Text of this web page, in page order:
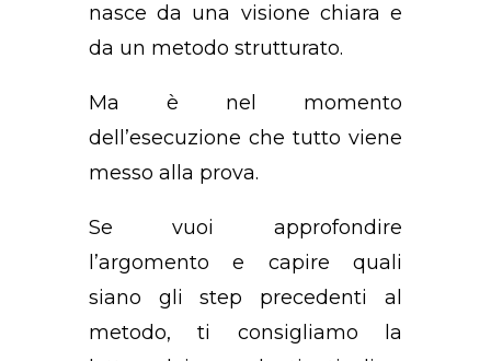
nasce da una visione chiara e
da un metodo strutturato.
Ma è nel momento
dell’esecuzione che tutto viene
messo alla prova.
Se vuoi approfondire
l’argomento e capire quali
siano gli step precedenti al
metodo, ti consigliamo la